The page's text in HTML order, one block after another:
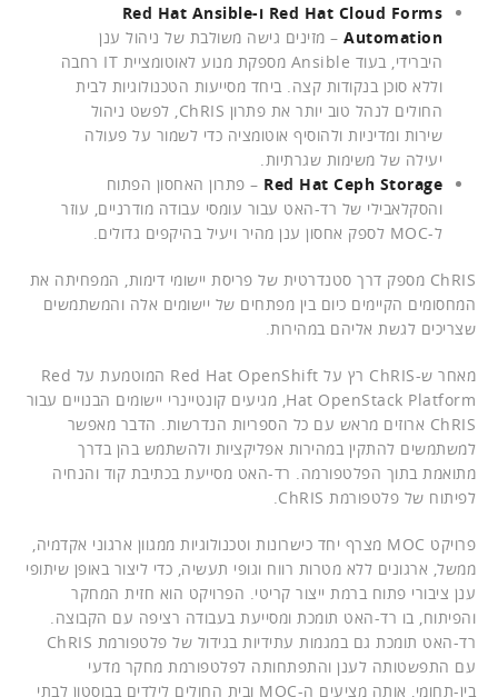
Red Hat Cloud Forms ו-Red Hat Ansible
Automation – מזינים גישה משולבת של ניהול ענן
היברידי, בעוד Ansible מספקת מנוע לאוטומציית IT רחבה
וללא סוכן בנקודות קצה. ביחד מסייעות הטכנולוגיות לבית
החולים לנהל טוב יותר את פתרון ChRIS, לפשט ניהול
שירות ומדיניות ולהוסיף אוטומציה כדי לשמור על פעולה
יעילה של משימות שגרתיות.
Red Hat Ceph Storage – פתרון האחסון הפתוח
והסקלאבילי של רד-האט עבור עומסי עבודה מודרניים, עוזר
ל-MOC לספק אחסון ענן מהיר ויעיל בהיקפים גדולים.
ChRIS מספק דרך סטנדרטית של פריסת יישומי דימות, המפחיתה את
המחסומים הקיימים כיום בין מפתחים של יישומים אלה והמשתמשים
שצריכים לגשת אליהם במהירות.
מאחר ש-ChRIS רץ על Red Hat OpenShift המוטמעת על Red
Hat OpenStack Platform, מגיעים קונטיינרי יישומים הבנויים עבור
ChRIS ארוזים מראש עם כל הספריות הנדרשות. הדבר מאפשר
למשתמשים להתקין במהירות אפליקציות ולהשתמש בהן בדרך
מתואמת בתוך הפלטפורמה. רד-האט מסייעת בכתיבת קוד והנחיה
לפיתוח של פלטפורמת ChRIS.
פרויקט MOC מצרף יחד כישרונות וטכנולוגיות ממגוון ארגוני אקדמיה,
ממשל, ארגונים ללא מטרות רווח וגופי תעשיה, כדי ליצור באופן שיתופי
ענן ציבורי פתוח ברמת ייצור קריטי. הפרויקט הוא חזית המחקר
והפיתוח, בו רד-האט תומכת ומסייעת בעבודה רציפה עם הקבוצה.
רד-האט תומכת גם במגמות עתידיות בגידול של פלטפורמת ChRIS
עם התפשטותה לענן והתפתחותה לפלטפורמת מחקר מדעי
בין-תחומי, אותה מציעים ה-MOC ובית החולים לילדים בבוסטון לבתי